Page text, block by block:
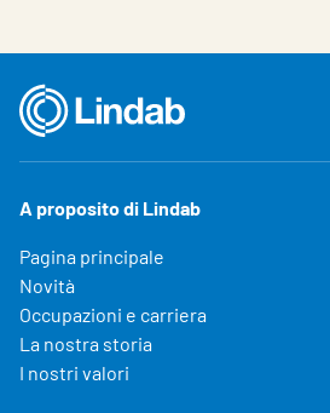
A proposito di Lindab
Pagina principale
Novità
Occupazioni e carriera
La nostra storia
I nostri valori